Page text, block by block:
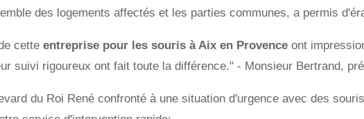
des logements affectés et les parties communes, a permis
cette entreprise pour les souris à Aix en Provence ont
suivi rigoureux ont fait toute la différence." - Monsieur Bertrand,
du Roi René confronté à une situation d'urgence avec des